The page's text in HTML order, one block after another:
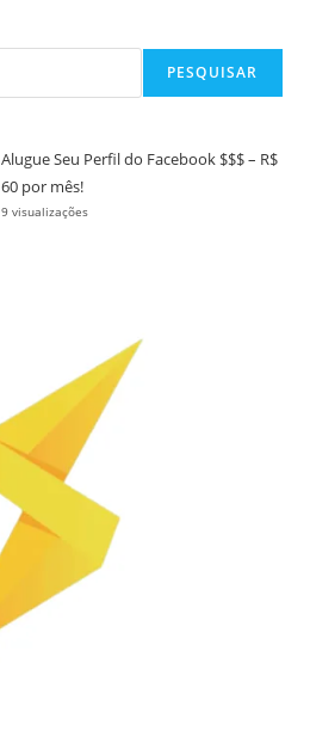
PESQUISAR
Alugue Seu Perfil do Facebook $$$ – R$
60 por mês!
9 visualizações